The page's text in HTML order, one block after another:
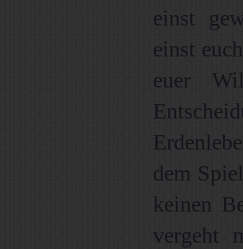
einst
einst
euer
dem
keinen
vergeht